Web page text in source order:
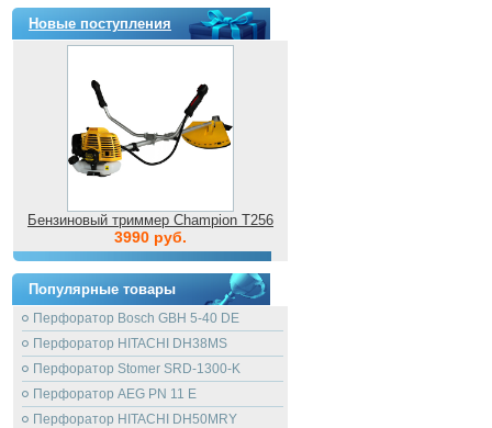
Новые поступления
Бензиновый триммер Champion T256
3990 руб.
Популярные товары
Перфоратор Bosch GBH 5-40 DE
Перфоратор HITACHI DH38MS
Перфоратор Stomer SRD-1300-K
Перфоратор AEG PN 11 E
Перфоратор HITACHI DH50MRY